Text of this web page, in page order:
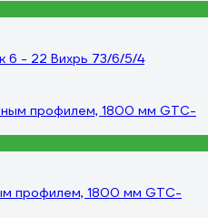
6 - 22 Вихрь 73/6/5/4
профилем, 1800 мм GTC-